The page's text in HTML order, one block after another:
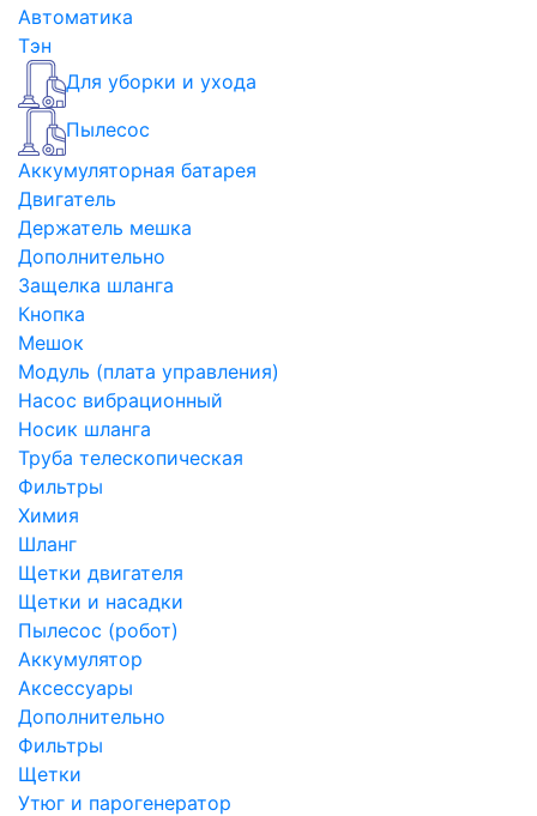
Автоматика
Тэн
Для уборки и ухода
Пылесос
Аккумуляторная батарея
Двигатель
Держатель мешка
Дополнительно
Защелка шланга
Кнопка
Мешок
Модуль (плата управления)
Насос вибрационный
Носик шланга
Труба телескопическая
Фильтры
Химия
Шланг
Щетки двигателя
Щетки и насадки
Пылесос (робот)
Аккумулятор
Аксессуары
Дополнительно
Фильтры
Щетки
Утюг и парогенератор